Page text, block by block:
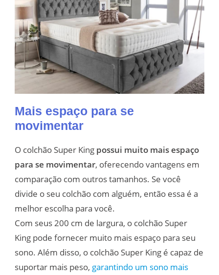
Mais espaço para se
movimentar
O colchão Super King possui muito mais espaço
para se movimentar, oferecendo vantagens em
comparação com outros tamanhos. Se você
divide o seu colchão com alguém, então essa é a
melhor escolha para você.
Com seus 200 cm de largura, o colchão Super
King pode fornecer muito mais espaço para seu
sono. Além disso, o colchão Super King é capaz de
suportar mais peso, garantindo um sono mais